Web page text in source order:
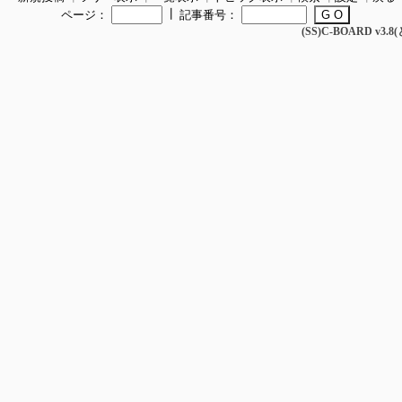
ページ：
記事番号：
(SS)C-BOARD v3.8(